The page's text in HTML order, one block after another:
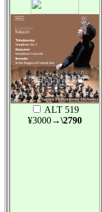
ALT 519
¥3000→\2790